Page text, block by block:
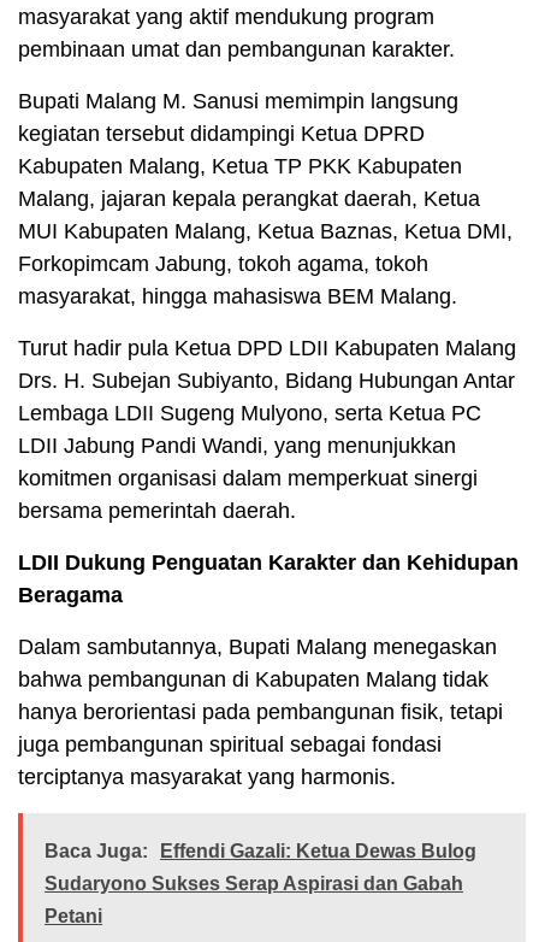
masyarakat yang aktif mendukung program
pembinaan umat dan pembangunan karakter.
Bupati Malang M. Sanusi memimpin langsung
kegiatan tersebut didampingi Ketua DPRD
Kabupaten Malang, Ketua TP PKK Kabupaten
Malang, jajaran kepala perangkat daerah, Ketua
MUI Kabupaten Malang, Ketua Baznas, Ketua DMI,
Forkopimcam Jabung, tokoh agama, tokoh
masyarakat, hingga mahasiswa BEM Malang.
Turut hadir pula Ketua DPD LDII Kabupaten Malang
Drs. H. Subejan Subiyanto, Bidang Hubungan Antar
Lembaga LDII Sugeng Mulyono, serta Ketua PC
LDII Jabung Pandi Wandi, yang menunjukkan
komitmen organisasi dalam memperkuat sinergi
bersama pemerintah daerah.
LDII Dukung Penguatan Karakter dan Kehidupan
Beragama
Dalam sambutannya, Bupati Malang menegaskan
bahwa pembangunan di Kabupaten Malang tidak
hanya berorientasi pada pembangunan fisik, tetapi
juga pembangunan spiritual sebagai fondasi
terciptanya masyarakat yang harmonis.
Baca Juga:
Effendi Gazali: Ketua Dewas Bulog
Sudaryono Sukses Serap Aspirasi dan Gabah
Petani